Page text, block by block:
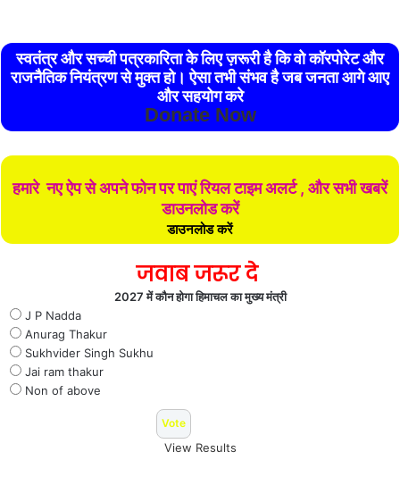
स्वतंत्र और सच्ची पत्रकारिता के लिए ज़रूरी है कि वो कॉरपोरेट और
राजनैतिक नियंत्रण से मुक्त हो। ऐसा तभी संभव है जब जनता आगे आए
और सहयोग करे
Donate Now
हमारे नए ऐप से अपने फोन पर पाएं रियल टाइम अलर्ट , और सभी खबरें
डाउनलोड करें
डाउनलोड करें
जवाब जरूर दे
2027 में कौन होगा हिमाचल का मुख्य मंत्री
J P Nadda
Anurag Thakur
Sukhvider Singh Sukhu
Jai ram thakur
Non of above
View Results